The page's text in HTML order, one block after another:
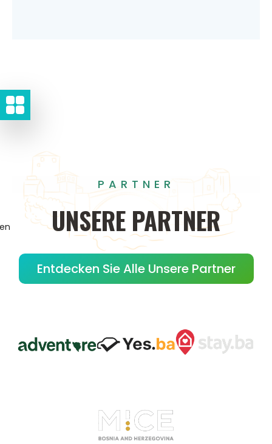
PARTNER
UNSERE PARTNER
Entdecken Sie Alle Unsere Partner